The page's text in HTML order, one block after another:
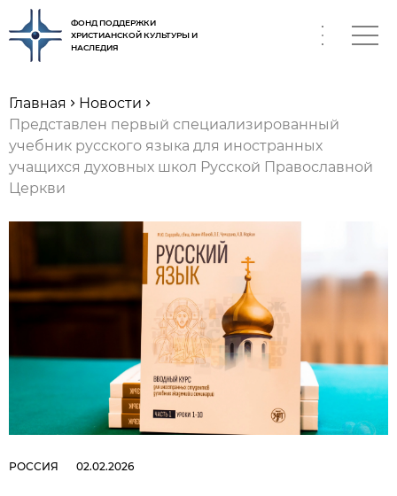
ФОНД ПОДДЕРЖКИ
ХРИСТИАНСКОЙ КУЛЬТУРЫ И
НАСЛЕДИЯ
Главная
Новости
Представлен первый специализированный
учебник русского языка для иностранных
учащихся духовных школ Русской Православной
Церкви
РОССИЯ 02.02.2026